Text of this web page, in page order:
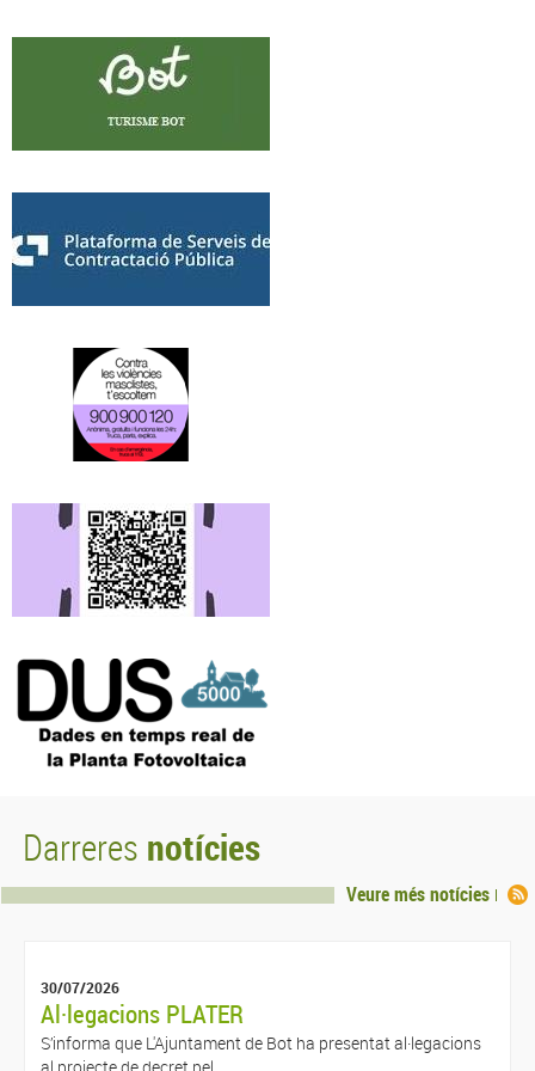
Darreres notícies
Veure més notícies
30/07/2026
Al·legacions PLATER
S’informa que L'Ajuntament de Bot ha presentat al·legacions
al projecte de decret pel ...